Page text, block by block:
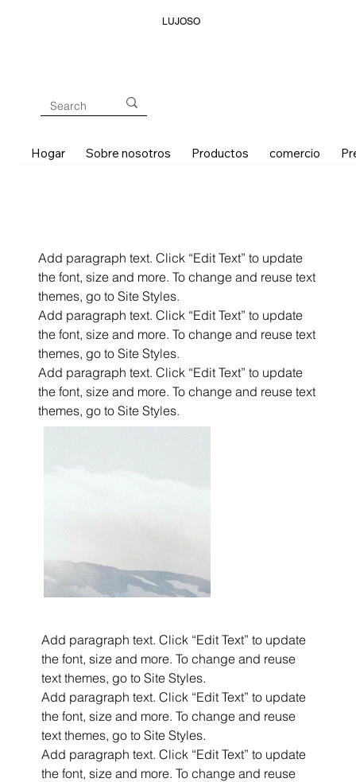
LUJOSO
Hogar Sobre nosotros Productos comercio
Add paragraph text. Click “Edit Text” to update
the font, size and more. To change and reuse text
themes, go to Site Styles.
Add paragraph text. Click “Edit Text” to update
the font, size and more. To change and reuse text
themes, go to Site Styles.
Add paragraph text. Click “Edit Text” to update
the font, size and more. To change and reuse text
themes, go to Site Styles.
Add paragraph text. Click “Edit Text” to update
the font, size and more. To change and reuse
text themes, go to Site Styles.
Add paragraph text. Click “Edit Text” to update
the font, size and more. To change and reuse
text themes, go to Site Styles.
Add paragraph text. Click “Edit Text” to update
the font, size and more. To change and reuse